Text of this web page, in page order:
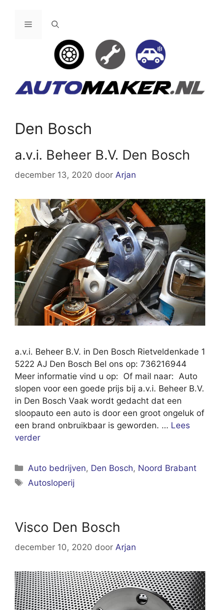
Menu
Den Bosch
a.v.i. Beheer B.V. Den Bosch
december 13, 2020 door Arjan
a.v.i. Beheer B.V. in Den Bosch Rietveldenkade 1
5222 AJ Den Bosch Bel ons op: 736216944
Meer informatie vind u op: Of mail naar: Auto
slopen voor een goede prijs bij a.v.i. Beheer B.V.
in Den Bosch Vaak wordt gedacht dat een
sloopauto een auto is door een groot ongeluk of
een brand onbruikbaar is geworden. … Lees
verder
Categorieën
Auto bedrijven, Den Bosch, Noord Brabant
Tags
Autosloperij
Visco Den Bosch
december 10, 2020 door Arjan